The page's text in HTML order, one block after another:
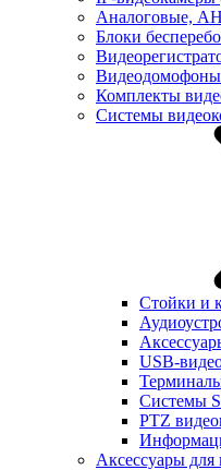
Аналоговые,
Блоки
Видеодомофоны
Комплекты
Системы
Стойки и
USB-
Системы
PTZ
Аксессуары